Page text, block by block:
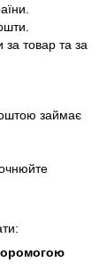
за товар та за
займає